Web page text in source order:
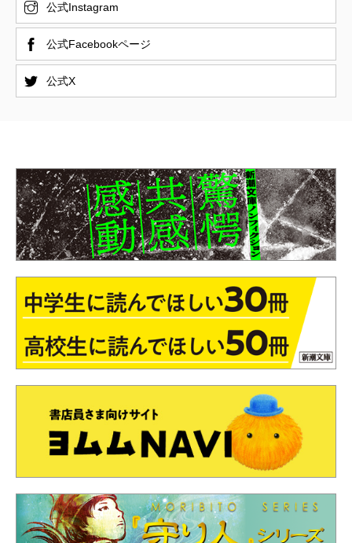
公式Instagram
公式Facebookページ
公式X